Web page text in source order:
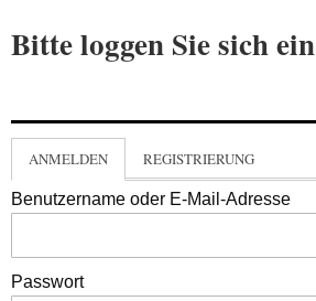
Bitte loggen Sie sich ein
ANMELDEN REGISTRIERUNG
Benutzername oder E-Mail-Adresse
Passwort